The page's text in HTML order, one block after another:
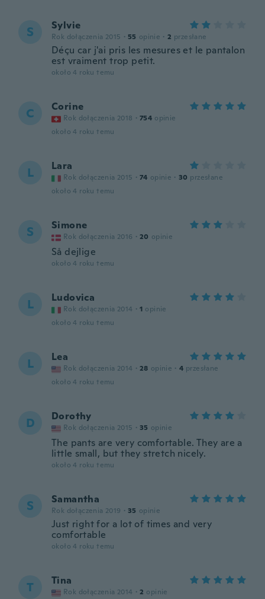
S Sylvie
Rok dołączenia 2015 · 55 opinie · 2 przesłane
Déçu car j'ai pris les mesures et le pantalon
est vraiment trop petit.
około 4 roku temu
C Corine
Rok dołączenia 2018 · 754 opinie
około 4 roku temu
L Lara
Rok dołączenia 2015 · 74 opinie · 30 przesłane
około 4 roku temu
S Simone
Rok dołączenia 2016 · 20 opinie
Så dejlige
około 4 roku temu
L Ludovica
Rok dołączenia 2014 · 1 opinie
około 4 roku temu
L Lea
Rok dołączenia 2014 · 28 opinie · 4 przesłane
około 4 roku temu
D Dorothy
Rok dołączenia 2015 · 35 opinie
The pants are very comfortable. They are a
little small, but they stretch nicely.
około 4 roku temu
S Samantha
Rok dołączenia 2019 · 35 opinie
Just right for a lot of times and very
comfortable
około 4 roku temu
T Tina
Rok dołączenia 2014 · 2 opinie